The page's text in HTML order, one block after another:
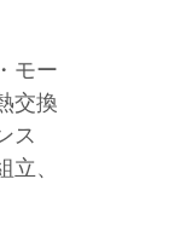
モー
交換
ス
、